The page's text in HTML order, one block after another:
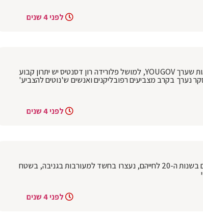
לפני 4 שנים
ארה"ב: טראמפ יפסיד אם יתמודד ? סקר לבחירות לנשיאות שערך YOUGOV, למושל פלורידה רון דסנטיס יש יתרון קבוע
בקרב מצביעים רפובליקנים ואנשים ש'נוטים להצביע'
לפני 4 שנים
גניבת התחמושת מבסיס צה"ל ברמת הגולן: ששה חשודים בשנות ה-20 לחייהם, נעצרו בחשד למעורבות בגניבה, בשטח
לפני 4 שנים